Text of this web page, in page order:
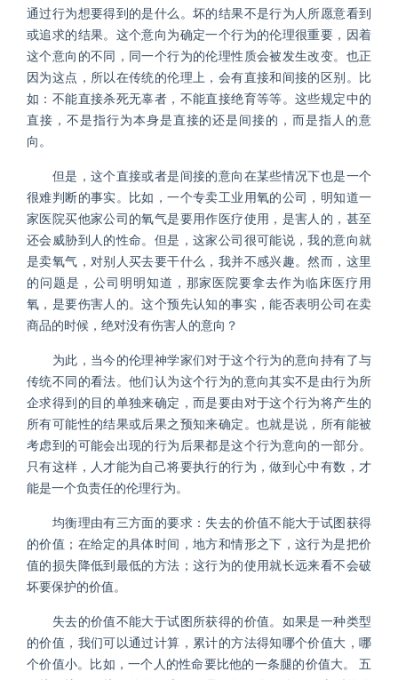
通过行为想要得到的是什么。坏的结果不是行为人所愿意看到
或追求的结果。这个意向为确定一个行为的伦理很重要，因着
这个意向的不同，同一个行为的伦理性质会被发生改变。也正
因为这点，所以在传统的伦理上，会有直接和间接的区别。比
如：不能直接杀死无辜者，不能直接绝育等等。这些规定中的
直接，不是指行为本身是直接的还是间接的，而是指人的意
向。
但是，这个直接或者是间接的意向在某些情况下也是一个
很难判断的事实。比如，一个专卖工业用氧的公司，明知道一
家医院买他家公司的氧气是要用作医疗使用，是害人的，甚至
还会威胁到人的性命。但是，这家公司很可能说，我的意向就
是卖氧气，对别人买去要干什么，我并不感兴趣。然而，这里
的问题是，公司明明知道，那家医院要拿去作为临床医疗用
氧，是要伤害人的。这个预先认知的事实，能否表明公司在卖
商品的时候，绝对没有伤害人的意向？
为此，当今的伦理神学家们对于这个行为的意向持有了与
传统不同的看法。他们认为这个行为的意向其实不是由行为所
企求得到的目的单独来确定，而是要由对于这个行为将产生的
所有可能性的结果或后果之预知来确定。也就是说，所有能被
考虑到的可能会出现的行为后果都是这个行为意向的一部分。
只有这样，人才能为自己将要执行的行为，做到心中有数，才
能是一个负责任的伦理行为。
均衡理由有三方面的要求：失去的价值不能大于试图获得
的价值；在给定的具体时间，地方和情形之下，这行为是把价
值的损失降低到最低的方法；这行为的使用就长远来看不会破
坏要保护的价值。
失去的价值不能大于试图所获得的价值。如果是一种类型
的价值，我们可以通过计算，累计的方法得知哪个价值大，哪
个价值小。比如，一个人的性命要比他的一条腿的价值大。 五